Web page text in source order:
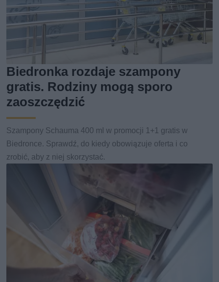
Biedronka rozdaje szampony
gratis. Rodziny mogą sporo
zaoszczędzić
Szampony Schauma 400 ml w promocji 1+1 gratis w
Biedronce. Sprawdź, do kiedy obowiązuje oferta i co
zrobić, aby z niej skorzystać.